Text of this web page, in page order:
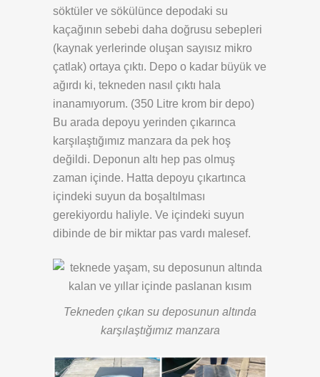
söktüler ve sökülünce depodaki su
kaçağının sebebi daha doğrusu sebepleri
(kaynak yerlerinde oluşan sayısız mikro
çatlak) ortaya çıktı. Depo o kadar büyük ve
ağırdı ki, tekneden nasıl çıktı hala
inanamıyorum. (350 Litre krom bir depo)
Bu arada depoyu yerinden çıkarınca
karşılaştığımız manzara da pek hoş
değildi. Deponun altı hep pas olmuş
zaman içinde. Hatta depoyu çıkartınca
içindeki suyun da boşaltılması
gerekiyordu haliyle. Ve içindeki suyun
dibinde de bir miktar pas vardı malesef.
Tekneden çıkan su deposunun altında
karşılaştığımız manzara